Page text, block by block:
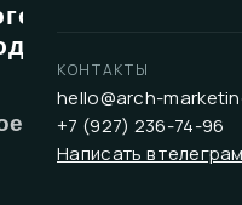
КОНТАКТЫ
hello@arch-
+7 (927) 236-74-96
Написать в
дома
стадий: